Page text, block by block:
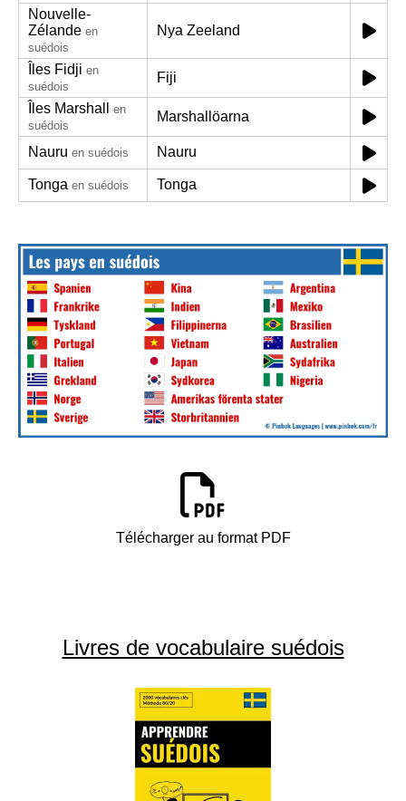
Nouvelle-
Zélande en
suédois
Nya Zeeland
Îles Fidji en
suédois
Fiji
Îles Marshall
en
suédois
Marshallöarna
Nauru en suédois Nauru
Tonga en suédois Tonga
Télécharger au format PDF
Livres de vocabulaire suédois